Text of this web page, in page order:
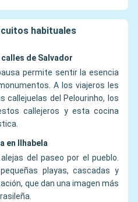
habituales
de Salvador
permite sentir la esencia
A los viajeros les
del Pelourinho, los
callejeros y esta cocina
en Ilhabela
del paseo por el pueblo.
playas, cascadas y
que dan una imagen más